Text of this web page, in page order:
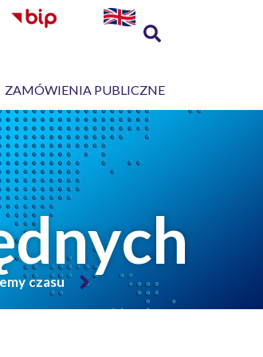
ZAMÓWIENIA PUBLICZNE
czasu